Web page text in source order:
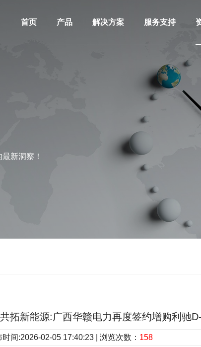
首页 产品 解决方案 服务支持
新洞察！
拓新能源:广西华赣电力再度签约增购利驰
时间:2026-02-05 17:40:23 | 浏览次数： 158